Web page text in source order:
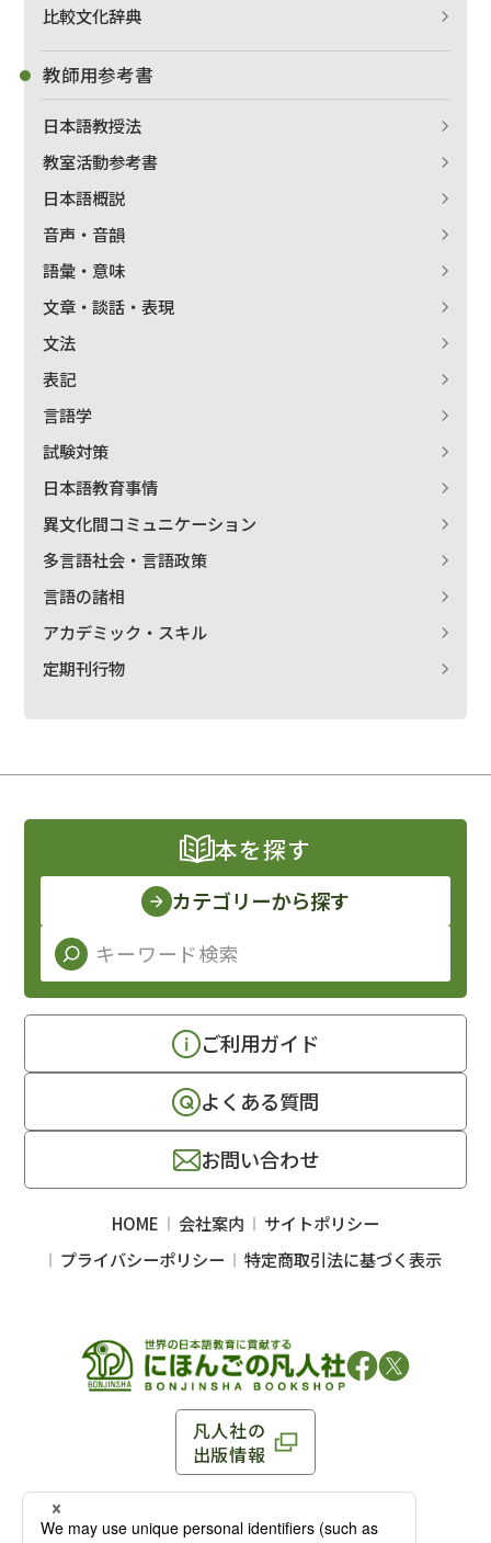
比較文化辞典
教師用参考書
日本語教授法
教室活動参考書
日本語概説
音声・音韻
語彙・意味
文章・談話・表現
文法
表記
言語学
試験対策
日本語教育事情
異文化間コミュニケーション
多言語社会・言語政策
言語の諸相
アカデミック・スキル
定期刊行物
凡人社の
出版情報
〒102-0093 東京都千代田区平河町 1-3-13 8F
TEL：03-3263-3959／FAX：03-3263-3116
本を探す
カテゴリーから探す
ご利用ガイド
よくある質問
お問い合わせ
HOME 会社案内
サイトポリシー
プライバシーポリシー
特定商取引法に基づく表示